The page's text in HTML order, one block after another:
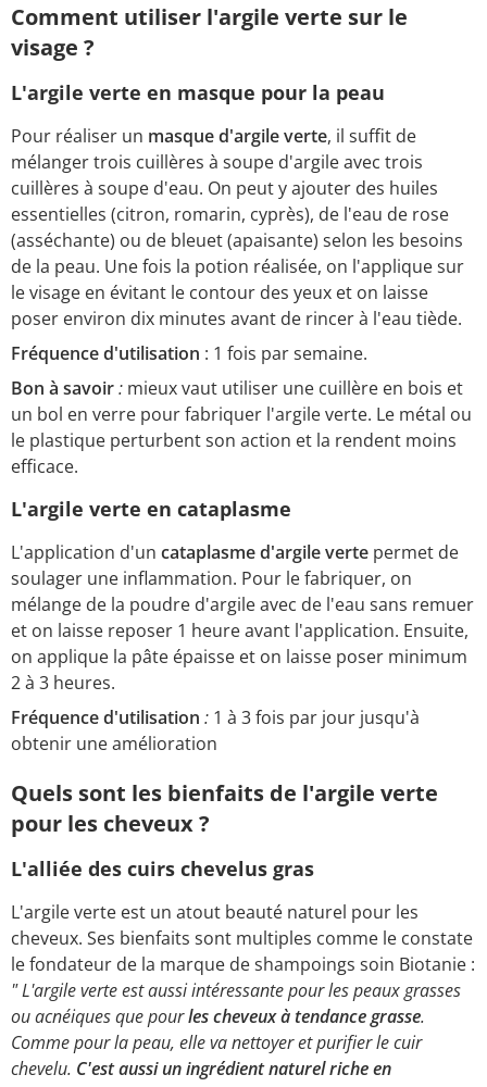
Comment utiliser l'argile verte sur le
visage ?
L'argile verte en masque pour la peau
Pour réaliser un masque d'argile verte, il suffit de
mélanger trois cuillères à soupe d'argile avec trois
cuillères à soupe d'eau. On peut y ajouter des huiles
essentielles (citron, romarin, cyprès), de l'eau de rose
(asséchante) ou de bleuet (apaisante) selon les besoins
de la peau. Une fois la potion réalisée, on l'applique sur
le visage en évitant le contour des yeux et on laisse
poser environ dix minutes avant de rincer à l'eau tiède.
Fréquence d'utilisation : 1 fois par semaine.
Bon à savoir: mieux vaut utiliser une cuillère en bois et
un bol en verre pour fabriquer l'argile verte. Le métal ou
le plastique perturbent son action et la rendent moins
efficace.
L'argile verte en cataplasme
L'application d'un cataplasme d'argile verte permet de
soulager une inflammation. Pour le fabriquer, on
mélange de la poudre d'argile avec de l'eau sans remuer
et on laisse reposer 1 heure avant l'application. Ensuite,
on applique la pâte épaisse et on laisse poser minimum
2 à 3 heures.
Fréquence d'utilisation : 1 à 3 fois par jour jusqu'à
obtenir une amélioration
Quels sont les bienfaits de l'argile verte
pour les cheveux ?
L'alliée des cuirs chevelus gras
L'argile verte est un atout beauté naturel pour les
cheveux. Ses bienfaits sont multiples comme le constate
le fondateur de la marque de shampoings soin Biotanie :
" L'argile verte est aussi intéressante pour les peaux grasses
ou acnéiques que pourles cheveux à tendance grasse.
Comme pour la peau, elle va nettoyer et purifier le cuir
chevelu. C'est aussi un ingrédient naturel riche en